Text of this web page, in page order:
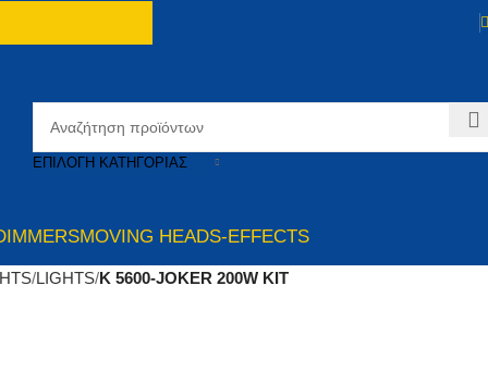
ΕΠΙΛΟΓΉ ΚΑΤΗΓΟΡΊΑΣ
MOVING HEADS-EFFECTS
LIGHTS K 5600-JOKER 200W KIT